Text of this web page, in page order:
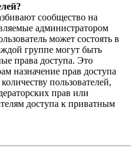
сообщество на
администратором
может состоять в
группе могут быть
права доступа. Это
назначение прав доступа
пользователей,
прав или
доступа к приватным